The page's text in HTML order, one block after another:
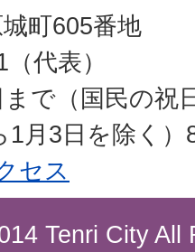
町605番地
代表）
で（国民の祝
1月3日を除く
セス
Tenri City All